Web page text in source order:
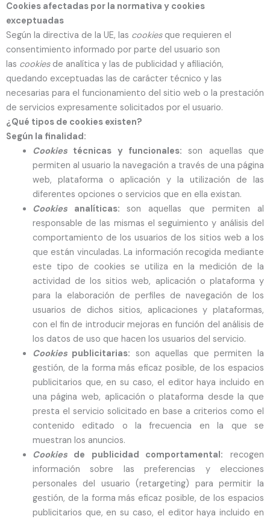
Cookies afectadas por la normativa y cookies
exceptuadas
Según la directiva de la UE, las cookies que requieren el
consentimiento informado por parte del usuario son
las cookies de analítica y las de publicidad y afiliación,
quedando exceptuadas las de carácter técnico y las
necesarias para el funcionamiento del sitio web o la prestación
de servicios expresamente solicitados por el usuario.
¿Qué tipos de cookies existen?
Según la finalidad:
Cookiestécnicas y funcionales: son aquellas que
permiten al usuario la navegación a través de una página
web, plataforma o aplicación y la utilización de las
diferentes opciones o servicios que en ella existan.
Cookies analíticas:son aquellas que permiten al
responsable de las mismas el seguimiento y análisis del
comportamiento de los usuarios de los sitios web a los
que están vinculadas. La información recogida mediante
este tipo de cookies se utiliza en la medición de la
actividad de los sitios web, aplicación o plataforma y
para la elaboración de perfiles de navegación de los
usuarios de dichos sitios, aplicaciones y plataformas,
con el fin de introducir mejoras en función del análisis de
los datos de uso que hacen los usuarios del servicio.
Cookiespublicitarias: son aquellas que permiten la
gestión, de la forma más eficaz posible, de los espacios
publicitarios que, en su caso, el editor haya incluido en
una página web, aplicación o plataforma desde la que
presta el servicio solicitado en base a criterios como el
contenido editado o la frecuencia en la que se
muestran los anuncios.
Cookiesde publicidad comportamental: recogen
información sobre las preferencias y elecciones
personales del usuario (retargeting) para permitir la
gestión, de la forma más eficaz posible, de los espacios
publicitarios que, en su caso, el editor haya incluido en